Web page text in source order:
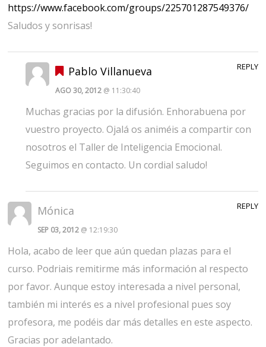
https://www.facebook.com/groups/225701287549376/
Saludos y sonrisas!
Pablo Villanueva
AGO 30, 2012 @ 11:30:40
Muchas gracias por la difusión. Enhorabuena por
vuestro proyecto. Ojalá os animéis a compartir con
nosotros el Taller de Inteligencia Emocional.
Seguimos en contacto. Un cordial saludo!
REPLY
Mónica
SEP 03, 2012 @ 12:19:30
Hola, acabo de leer que aún quedan plazas para el
curso. Podriais remitirme más información al respecto
por favor. Aunque estoy interesada a nivel personal,
también mi interés es a nivel profesional pues soy
profesora, me podéis dar más detalles en este aspecto.
Gracias por adelantado.
REPLY